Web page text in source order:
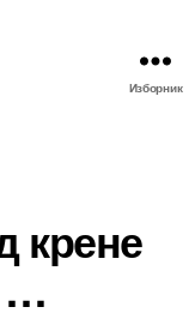
Изборник
крене
…